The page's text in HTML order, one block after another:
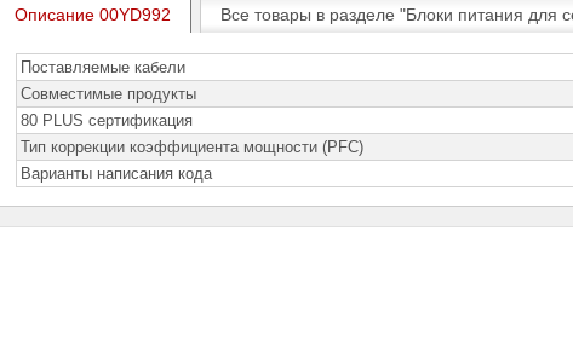
Описание 00YD992 Все товары в разделе "Блоки питания для
Поставляемые кабели
Совместимые продукты
80 PLUS сертификация
Тип коррекции коэффициента мощности (PFC)
Варианты написания кода